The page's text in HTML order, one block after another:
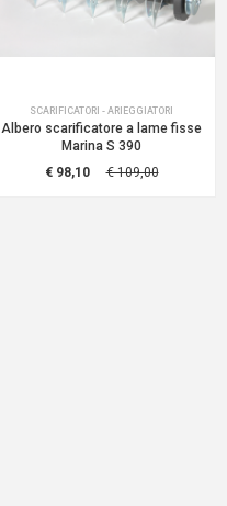
SCARIFICATORI - ARIEGGIATORI
Albero scarificatore a lame fisse
Marina S 390
€ 98,10
€ 109,00